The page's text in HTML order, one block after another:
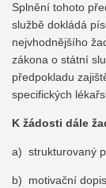
Splnění tohoto
službě dokládá
nejvhodnějšího
zákona o státní
předpokladu
specifických
K žádosti dále
a) strukturovaný
b) motivační dopis.